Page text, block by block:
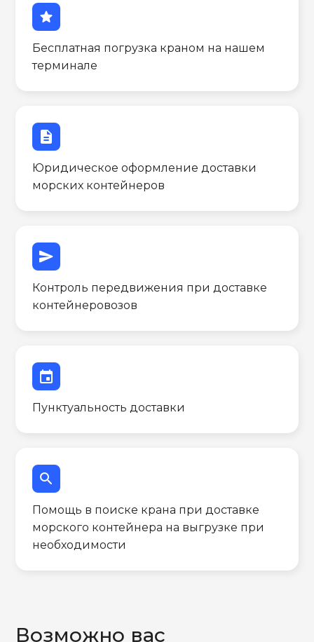
star
Бесплатная погрузка краном на нашем
терминале
description
Юридическое оформление доставки
морских контейнеров
send
Контроль передвижения при доставке
контейнеровозов
event
Пунктуальность доставки
search
Помощь в поиске крана при доставке
морского контейнера на выгрузке при
необходимости
Возможно вас